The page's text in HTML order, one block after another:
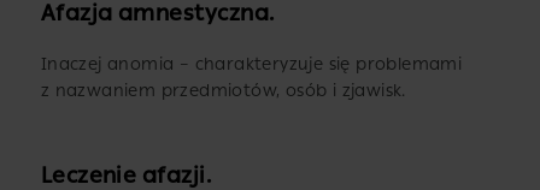
Afazja amnestyczna.
Inaczej anomia – charakteryzuje się problemami
z nazwaniem przedmiotów, osób i zjawisk.
Leczenie afazji.